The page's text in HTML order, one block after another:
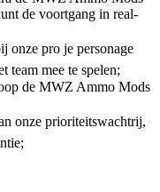
de voortgang in real-
onze pro je personage
team mee te spelen;
de MWZ Ammo Mods
onze prioriteitswachtrij,